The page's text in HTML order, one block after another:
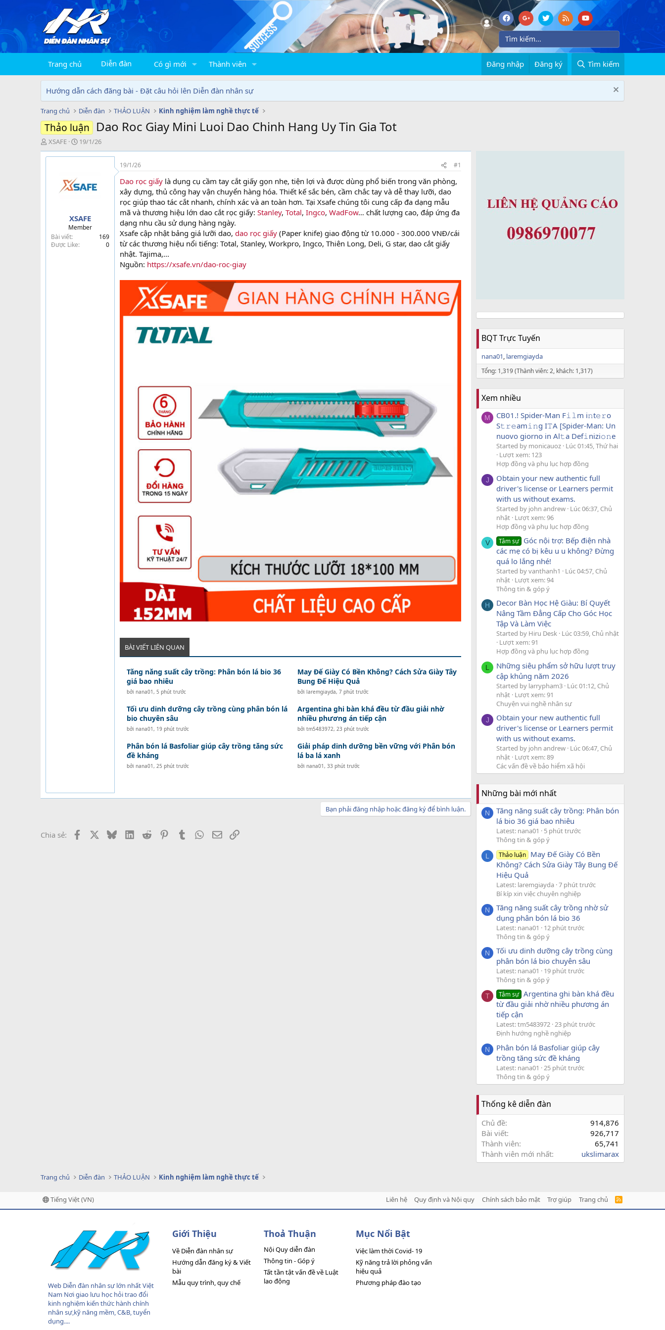
Trang chủ Diễn đàn Có gì mới Thành viên Đăng nhập Đăng ký Tìm kiếm
Hướng dẫn cách đăng bài - Đặt câu hỏi lên Diễn đàn nhân sự
Trang chủ Diễn đàn THẢO LUẬN Kinh nghiệm làm nghề thực tế
Thảo luận Dao Roc Giay Mini Luoi Dao Chinh Hang Uy Tin Gia Tot
T
h
r
XSAFE
N
g
à
ử
19/1/26
XSAFE
Member
Bài viết
169
Được Like
0
19/1/26 #1
Dao rọc giấy là dụng cụ cầm tay cắt giấy gọn nhẹ, tiện lợi và được dùng phổ biến trong văn phòng,
xây dựng, thủ công hay vận chuyển hàng hóa. Thiết kế sắc bén, cầm chắc tay và dễ thay lưỡi, dao
rọc giúp thao tác cắt nhanh, chính xác và an toàn hơn. Tại Xsafe chúng tôi cung cấp đa dạng mẫu
mã và thương hiệu lớn dao cắt rọc giấy: Stanley, Total, Ingco, WadFow… chất lượng cao, đáp ứng đa
dạng nhu cầu sử dụng hàng ngày.
Xsafe cập nhật bảng giá lưỡi dao, dao rọc giấy (Paper knife) giao động từ 10.000 - 300.000 VNĐ/cái
từ các thương hiệu nổi tiếng: Total, Stanley, Workpro, Ingco, Thiên Long, Deli, G star, dao cắt giấy
nhật. Tajima,...
Nguồn: https://xsafe.vn/dao-roc-giay
BÀI VIẾT LIÊN QUAN
Tăng năng suất cây trồng: Phân bón lá bio 36
giá bao nhiêu
bởi nana01, 5 phút trước
May Đế Giày Có Bền Không? Cách Sửa Giày Tây
Bung Đế Hiệu Quả
bởi laremgiayda, 7 phút trước
Tối ưu dinh dưỡng cây trồng cùng phân bón lá
bio chuyên sâu
bởi nana01, 19 phút trước
Argentina ghi bàn khá đều từ đầu giải nhờ
nhiều phương án tiếp cận
bởi tm5483972, 23 phút trước
Phân bón lá Basfoliar giúp cây trồng tăng sức
đề kháng
bởi nana01, 25 phút trước
Giải pháp dinh dưỡng bền vững với Phân bón
lá ba lá xanh
bởi nana01, 33 phút trước
Bạn phải đăng nhập hoặc đăng ký để bình luận.
Chia sẻ: Facebook BlueskyLinkedIn
Reddit PinterestTumblr WhatsApp
EmailLink
BQT Trực Tuyến
nana01 laremgiayda
Tổng: 1,319 (Thành viên: 2, khách: 1,317)
Xem nhiều
M
CB01.! Spider-Man F𝚒𝚕m i𝚗t𝚎𝚛o
S𝚝𝚛𝚎am𝚒𝚗g I𝚃A [Spider-Man: Un
nuovo giorno in Al𝚝a Def𝚒nizi𝚘𝚗e
Started by monicauoz Lúc 01:45, Thứ hai
Lượt xem: 123
Hợp đồng và phụ lục hợp đồng
J
Obtain your new authentic full
driver's license or Learners permit
with us without exams.
Started by john andrew Lúc 06:37, Chủ
nhật Lượt xem: 96
Hợp đồng và phụ lục hợp đồng
V Tâm sự Góc nội trợ: Bếp điện nhà
các mẹ có bị kêu u u không? Đừng
quá lo lắng nhé!
Started by vanthanh1
Lúc 04:57, Chủ
nhật Lượt xem: 94
Thông tin & góp ý
H
Decor Bàn Học Hệ Giàu: Bí Quyết
Nâng Tầm Đẳng Cấp Cho Góc Học
Tập Và Làm Việc
Started by Hiru Desk Lúc 03:59, Chủ nhật
Lượt xem: 91
Hợp đồng và phụ lục hợp đồng
L
Những siêu phẩm sở hữu lượt truy
cập khủng năm 2026
Started by larrypham3 Lúc 01:12, Chủ
nhật Lượt xem: 91
Chuyện vui nghề nhân sự
J
Obtain your new authentic full
driver's license or Learners permit
with us without exams.
Started by john andrew Lúc 06:47, Chủ
nhật Lượt xem: 89
Các vấn đề về bảo hiểm xã hội
Những bài mới nhất
N
Tăng năng suất cây trồng: Phân bón
lá bio 36 giá bao nhiêu
Latest: nana01
5 phút trước
Thông tin & góp ý
L Thảo luận May Đế Giày Có Bền
Không? Cách Sửa Giày Tây Bung Đế
Hiệu Quả
Latest: laremgiayda 7 phút trước
Bí kíp xin việc chuyên nghiệp
N
Tăng năng suất cây trồng nhờ sử
dụng phân bón lá bio 36
Latest: nana01
12 phút trước
Thông tin & góp ý
N
Tối ưu dinh dưỡng cây trồng cùng
phân bón lá bio chuyên sâu
Latest: nana01
19 phút trước
Thông tin & góp ý
T Tâm sự Argentina ghi bàn khá đều
từ đầu giải nhờ nhiều phương án
tiếp cận
Latest: tm5483972 23 phút trước
Định hướng nghề nghiệp
N
Phân bón lá Basfoliar giúp cây
trồng tăng sức đề kháng
Latest: nana01
25 phút trước
Thông tin & góp ý
Thống kê diễn đàn
Chủ đề
914,876
Bài viết
926,717
Thành viên
65,741
Thành viên mới nhất
ukslimarax
Trang chủ Diễn đàn THẢO LUẬN Kinh nghiệm làm nghề thực tế
Tiếng Việt (VN) Liên hệ Quy định và Nội quy Chính sách bảo mật Trợ giúp Trang chủ
R
Web Diễn đàn nhân sự lớn nhất Việt
Nam Nơi giao lưu học hỏi trao đổi
kinh nghiệm kiến thức hành chính
nhân sự,kỹ năng mềm, C&B, tuyển
dụng....
Giới Thiệu
Về Diễn đàn nhân sự
Hướng dẫn đăng ký & Viết
bài
Mẫu quy trình, quy chế
Thoả Thuận
Nội Quy diễn đàn
Thông tin - Góp ý
Tất tần tật vấn đề về Luật
lao động
Mục Nổi Bật
Việc làm thời Covid- 19
Kỹ năng trả lời phỏng vấn
hiệu quả
Phương pháp đào tạo